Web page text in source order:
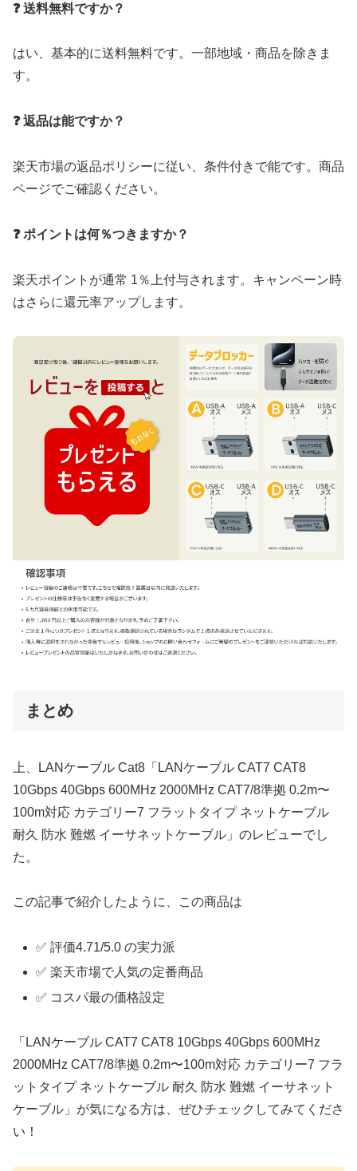
❓ 送料無料ですか？
はい、基本的に送料無料です。一部地域・商品を除きま
す。
❓ 返品は能ですか？
楽天市場の返品ポリシーに従い、条件付きで能です。商品
ページでご確認ください。
❓ ポイントは何％つきますか？
楽天ポイントが通常 1％上付与されます。キャンペーン時
はさらに還元率アップします。
まとめ
上、LANケーブル Cat8「LANケーブル CAT7 CAT8
10Gbps 40Gbps 600MHz 2000MHz CAT7/8準拠 0.2m〜
100m対応 カテゴリー7 フラットタイプ ネットケーブル
耐久 防水 難燃 イーサネットケーブル」のレビューでし
た。
この記事で紹介したように、この商品は
✅ 評価4.71/5.0 の実力派
✅ 楽天市場で人気の定番商品
✅ コスパ最の価格設定
「LANケーブル CAT7 CAT8 10Gbps 40Gbps 600MHz
2000MHz CAT7/8準拠 0.2m〜100m対応 カテゴリー7 フラ
ットタイプ ネットケーブル 耐久 防水 難燃 イーサネット
ケーブル」が気になる方は、ぜひチェックしてみてくださ
い！